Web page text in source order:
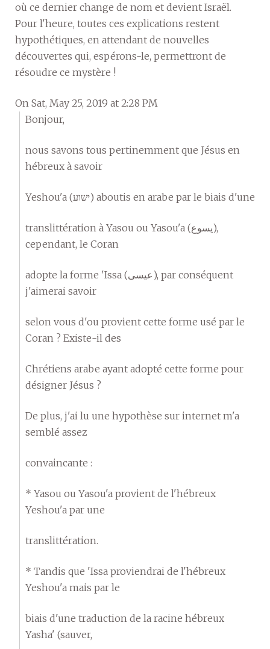
où ce dernier change de nom et devient Israël.
Pour l'heure, toutes ces explications restent
hypothétiques, en attendant de nouvelles
découvertes qui, espérons-le, permettront de
résoudre ce mystère !
On Sat, May 25, 2019 at 2:28 PM
Bonjour,
nous savons tous pertinemment que Jésus en
hébreux à savoir
Yeshou'a (ישוע) aboutis en arabe par le biais d'une
translittération à Yasou ou Yasou'a (يسوع),
cependant, le Coran
adopte la forme 'Issa (عيسى), par conséquent
j'aimerai savoir
selon vous d'ou provient cette forme usé par le
Coran ? Existe-il des
Chrétiens arabe ayant adopté cette forme pour
désigner Jésus ?
De plus, j'ai lu une hypothèse sur internet m'a
semblé assez
convaincante :
* Yasou ou Yasou'a provient de l'hébreux
Yeshou'a par une
translittération.
* Tandis que 'Issa proviendrai de l'hébreux
Yeshou'a mais par le
biais d'une traduction de la racine hébreux
Yasha' (sauver,